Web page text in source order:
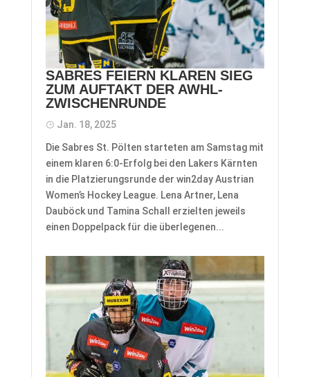
SABRES FEIERN KLAREN SIEG
ZUM AUFTAKT DER AWHL-
ZWISCHENRUNDE
Jan. 18, 2025
Die Sabres St. Pölten starteten am Samstag mit
einem klaren 6:0-Erfolg bei den Lakers Kärnten
in die Platzierungsrunde der win2day Austrian
Women’s Hockey League. Lena Artner, Lena
Dauböck und Tamina Schall erzielten jeweils
einen Doppelpack für die überlegenen...